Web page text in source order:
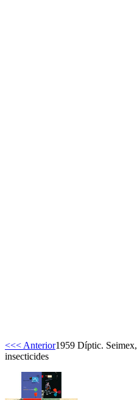
<<< Anterior1959 Díptic. Seimex,
insecticides